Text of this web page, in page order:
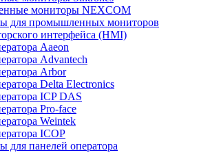
мониторы NEXCOM
для промышленных мониторов
интерфейса (HMI)
Aaeon
Advantech
Arbor
Delta Electronics
ICP DAS
Pro-face
Weintek
ICOP
для панелей оператора